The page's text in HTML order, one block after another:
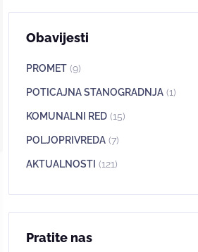
Obavijesti
PROMET (9)
POTICAJNA STANOGRADNJA (1)
KOMUNALNI RED (15)
POLJOPRIVREDA (7)
AKTUALNOSTI (121)
Pratite nas